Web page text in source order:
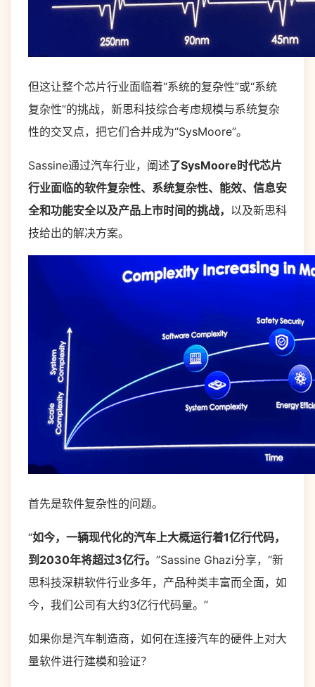
但这让整个芯片行业面临着“系统的复杂性”或“系统
复杂性”的挑战，新思科技综合考虑规模与系统复杂
性的交叉点，把它们合并成为“SysMoore”。
Sassine通过汽车行业，阐述了SysMoore时代芯片
行业面临的软件复杂性、系统复杂性、能效、信息安
全和功能安全以及产品上市时间的挑战， 以及新思科
技给出的解决方案。
首先是软件复杂性的问题。
“如今，一辆现代化的汽车上大概运行着1亿行代码，
到2030年将超过3亿行。 ”Sassine Ghazi分享，“新
思科技深耕软件行业多年，产品种类丰富而全面，如
今，我们公司有大约3亿行代码量。”
如果你是汽车制造商，如何在连接汽车的硬件上对大
量软件进行建模和验证？